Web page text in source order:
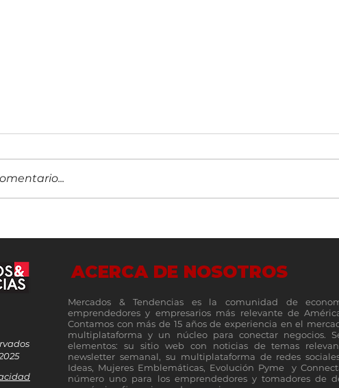
a Guatemala la
5B Digital Summit
familia de plegables Galaxy Z
ACERCA DE NOSOTROS
Mercados & Tendencias es la comunidad de
emprendedores y empresarios más relevante de
Contamos con más de 15 años de experiencia en el
multiplataforma y un núcleo para conectar negocios.
elementos: su sitio web con noticias de temas
newsletter semanal, su multiplataforma de redes
Ideas, Mujeres Emblemáticas, Evolución Pyme y
número uno para los emprendedores y tomadores de